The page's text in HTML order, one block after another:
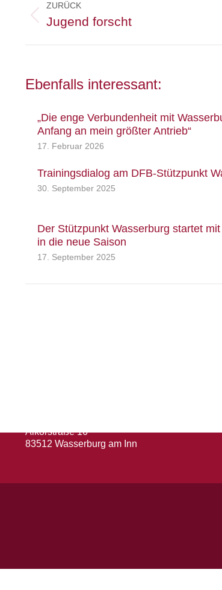
ZURÜCK
Vorheriger
Jugend forscht
Ebenfalls interessant:
„Die enge Verbundenheit mit
Anfang an mein größter Antrieb“
17. Februar 2026
Trainingsdialog am DFB-Stützpunkt
30. September 2025
Der Stützpunkt Wasserburg startet
in die neue Saison
17. September 2025
Alkorstraße 16
83512 Wasserburg am Inn